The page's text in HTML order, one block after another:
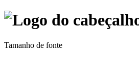
Tamanho de fonte